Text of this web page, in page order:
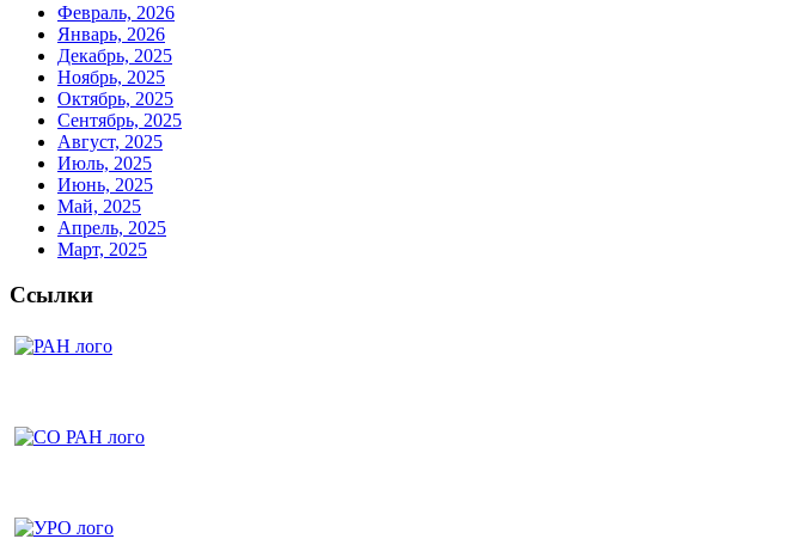
Февраль, 2026
Январь, 2026
Декабрь, 2025
Ноябрь, 2025
Октябрь, 2025
Сентябрь, 2025
Август, 2025
Июль, 2025
Июнь, 2025
Май, 2025
Апрель, 2025
Март, 2025
Ссылки